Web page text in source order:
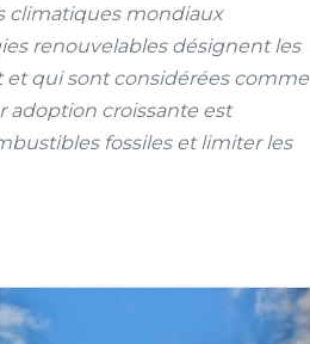
climatiques mondiaux
renouvelables désignent les
qui sont considérées comme
adoption croissante est
fossiles et limiter les